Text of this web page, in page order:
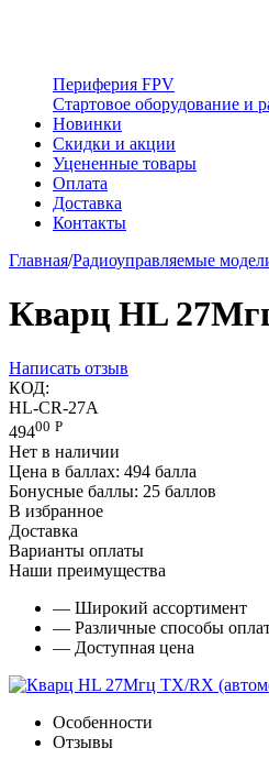
Периферия FPV
Стартовое оборудование и
Новинки
Скидки и акции
Уцененные товары
Оплата
Доставка
Контакты
Главная/Радиоуправляемые
Кварц HL
Написать отзыв
КОД:
HL-CR-27A
49400 Р
Нет в наличии
Цена в баллах: 494 балла
Бонусные баллы: 25 баллов
В избранное
Доставка
Варианты оплаты
Наши преимущества
— Широкий ассортимент
— Различные способы
— Доступная цена
Особенности
Отзывы